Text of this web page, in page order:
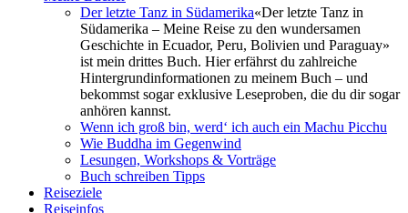
Der letzte Tanz in Südamerika«Der letzte Tanz in
Südamerika – Meine Reise zu den wundersamen
Geschichte in Ecuador, Peru, Bolivien und Paraguay»
ist mein drittes Buch. Hier erfährst du zahlreiche
Hintergrundinformationen zu meinem Buch – und
bekommst sogar exklusive Leseproben, die du dir sogar
anhören kannst.
Wenn ich groß bin, werd‘ ich auch ein Machu Picchu
Wie Buddha im Gegenwind
Lesungen, Workshops & Vorträge
Buch schreiben Tipps
Reiseziele
Reiseinfos